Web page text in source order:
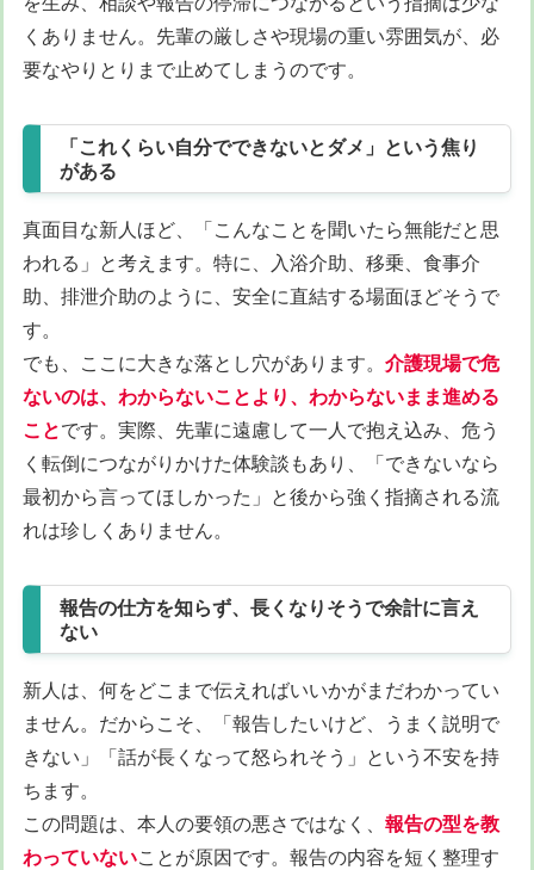
くありません。先輩の厳しさや現場の重い雰囲気が、必
要なやりとりまで止めてしまうのです。
「これくらい自分でできないとダメ」という焦り
がある
真面目な新人ほど、「こんなことを聞いたら無能だと思
われる」と考えます。特に、入浴介助、移乗、食事介
助、排泄介助のように、安全に直結する場面ほどそうで
す。
でも、ここに大きな落とし穴があります。 介護現場で危
ないのは、わからないことより、わからないまま進める
ことです。実際、先輩に遠慮して一人で抱え込み、危う
く転倒につながりかけた体験談もあり、「できないなら
最初から言ってほしかった」と後から強く指摘される流
れは珍しくありません。
報告の仕方を知らず、長くなりそうで余計に言え
ない
新人は、何をどこまで伝えればいいかがまだわかってい
ません。だからこそ、「報告したいけど、うまく説明で
きない」「話が長くなって怒られそう」という不安を持
ちます。
この問題は、本人の要領の悪さではなく、 報告の型を教
わっていないことが原因です。報告の内容を短く整理す